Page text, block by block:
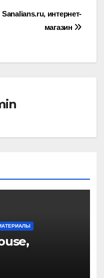
Sanalians.ru, интернет-
магазин